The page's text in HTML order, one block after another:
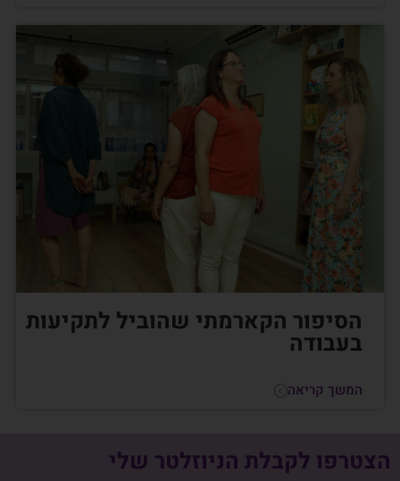
הסיפור הקארמתי שהוביל לתקיעות
בעבודה
המשך קריאה
הצטרפו לקבלת הניוזלטר שלי